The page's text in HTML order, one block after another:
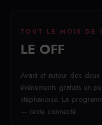
TOUT LE MOIS DE
LE OFF
Avant et autour des
événements gratuits un
stéphanoise. La
— reste connecté.